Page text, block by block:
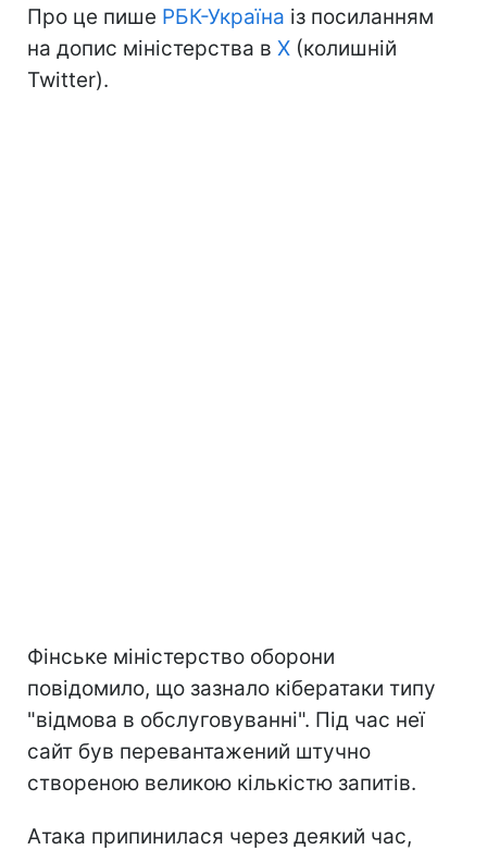
Про це пише РБК-Україна із посиланням
на допис міністерства в X (колишній
Twitter).
Фінське міністерство оборони
повідомило, що зазнало кібератаки типу
"відмова в обслуговуванні". Під час неї
сайт був перевантажений штучно
створеною великою кількістю запитів.
Атака припинилася через деякий час,